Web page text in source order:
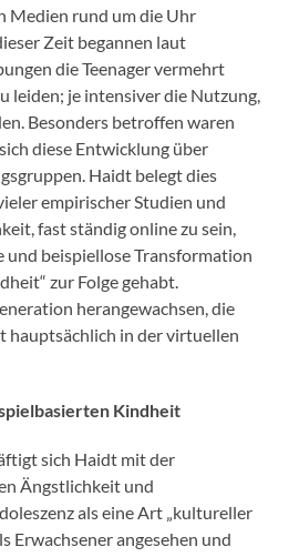
Medien rund um die Uhr
Zeit begannen laut
die Teenager vermehrt
leiden; je intensiver die Nutzung,
Besonders betroffen waren
diese Entwicklung über
Haidt belegt dies
empirischer Studien und
fast ständig online zu sein,
und beispiellose Transformation
zur Folge gehabt.
herangewachsen, die
hauptsächlich in der virtuellen
Kindheit
sich Haidt mit der
Ängstlichkeit und
als eine Art „kultureller
Erwachsener angesehen und